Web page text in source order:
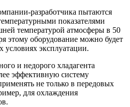
разработчика пытаются
показателями
температурой атмосферы в 50
этому оборудование можно будет
условиях эксплуатации.
и недорого хладагента
эффективную систему
не только в передовых
для охлаждения